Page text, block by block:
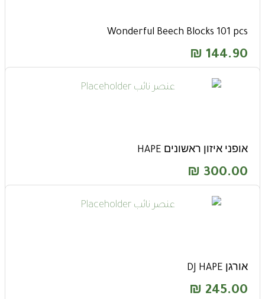
Wonderful Beech Blocks 101 pcs
144.90
₪
אופני איזון ראשונים HAPE
300.00
₪
אורגן DJ HAPE
245.00
₪